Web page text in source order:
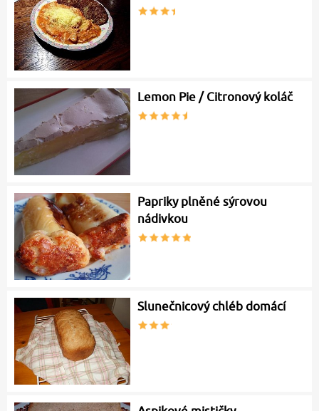
Lemon Pie / Citronový koláč
Papriky plněné sýrovou
nádivkou
Slunečnicový chléb domácí